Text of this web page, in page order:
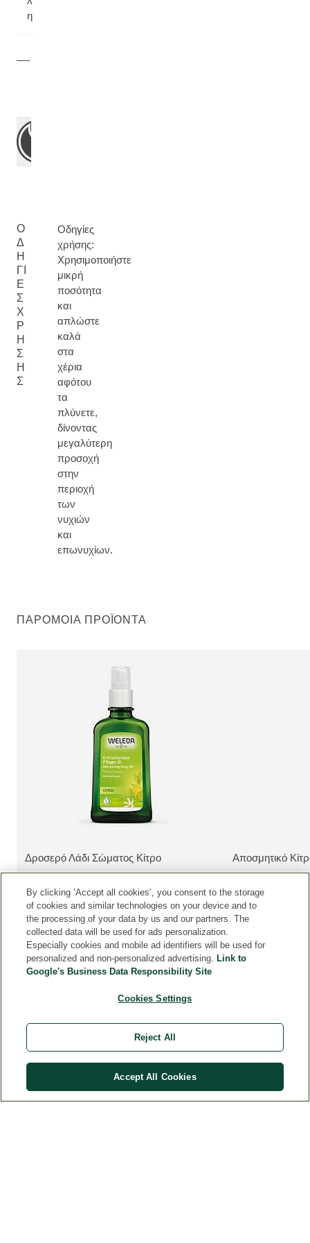
η
Ο
Δ
Η
ΓΊ
Ε
Σ
Χ
Ρ
Ή
Σ
Η
Σ
Οδηγίες
χρήσης:
Χρησιμοποιήστε
μικρή
ποσότητα
και
απλώστε
καλά
στα
χέρια
αφότου
τα
πλύνετε,
δίνοντας
μεγαλύτερη
προσοχή
στην
περιοχή
των
νυχιών
και
επωνυχίων.
ΠΑΡΌΜΟΙΑ ΠΡΟΪΌΝΤΑ
ΔΕΊΤΕ ΤΟ ΠΡΟΪΌΝ:
Δροσερό Λάδι Σώματος Κίτρο ΔΕΊΤΕ ΤΟ
Αποσμητικό
ΝΟΜΙΚΉ ΣΗΜΕΊΩΣΗ
By clicking ‘Accept all cookies’, you consent to the storage
of cookies and similar technologies on your device and to
the processing of your data by us and our partners. The
collected data will be used for ads personalization.
Especially cookies and mobile ad identifiers will be used for
personalized and non-personalized advertising. Link to
Google's Business Data Responsibility Site
Cookies Settings
Reject All
Accept All Cookies